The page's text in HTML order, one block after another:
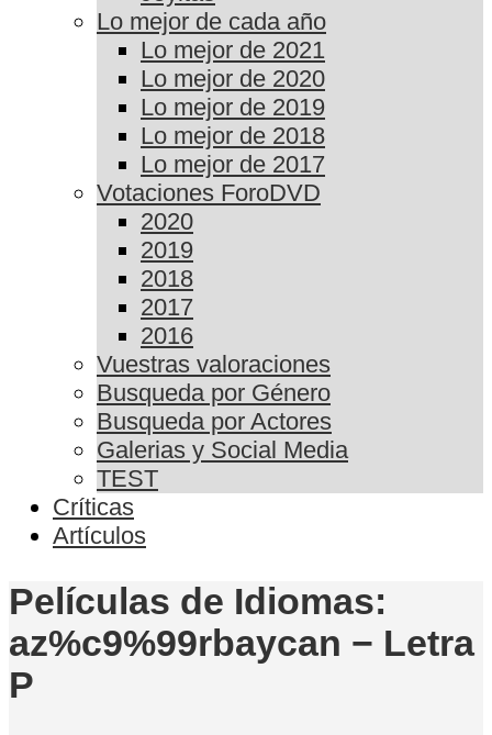
Lo mejor de cada año
Lo mejor de 2021
Lo mejor de 2020
Lo mejor de 2019
Lo mejor de 2018
Lo mejor de 2017
Votaciones ForoDVD
2020
2019
2018
2017
2016
Vuestras valoraciones
Busqueda por Género
Busqueda por Actores
Galerias y Social Media
TEST
Críticas
Artículos
Películas de Idiomas:
az%c9%99rbaycan − Letra
P